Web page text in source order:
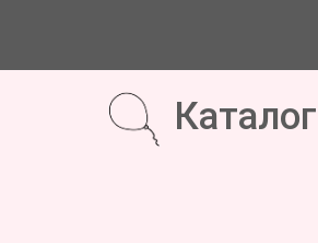
Каталог